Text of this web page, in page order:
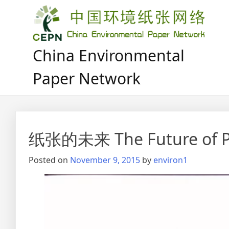
China Environmental
Paper Network
纸张的未来 The Future of
Posted on November 9, 2015 by environ1